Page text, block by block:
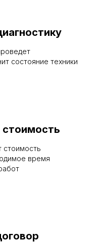
состояние техники
стоимость
время